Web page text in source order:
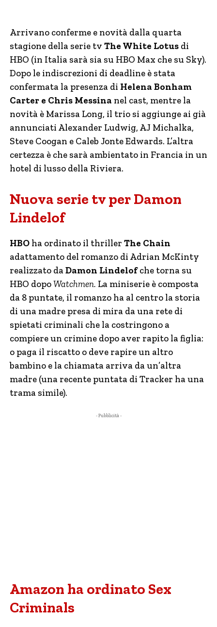
Arrivano conferme e novità dalla quarta
stagione della serie tv The White Lotus di
HBO (in Italia sarà sia su HBO Max che su Sky).
Dopo le indiscrezioni di deadline è stata
confermata la presenza di Helena Bonham
Carter e Chris Messina nel cast, mentre la
novità è Marissa Long, il trio si aggiunge ai già
annunciati Alexander Ludwig, AJ Michalka,
Steve Coogan e Caleb Jonte Edwards. L’altra
certezza è che sarà ambientato in Francia in un
hotel di lusso della Riviera.
Nuova serie tv per Damon
Lindelof
HBO ha ordinato il thriller The Chain
adattamento del romanzo di Adrian McKinty
realizzato daDamon Lindelofche torna su
HBO dopoWatchmen. La miniserie è composta
da 8 puntate, il romanzo ha al centro la storia
di una madre presa di mira da una rete di
spietati criminali che la costringono a
compiere un crimine dopo aver rapito la figlia:
o paga il riscatto o deve rapire un altro
bambino e la chiamata arriva da un’altra
madre (una recente puntata di Tracker ha una
trama simile).
- Pubblicità -
Amazon ha ordinato Sex
Criminals